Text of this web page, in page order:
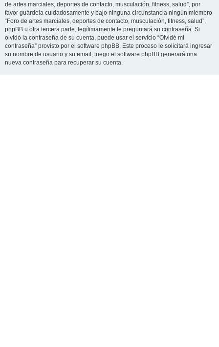
de artes marciales, deportes de contacto, musculación, fitness, salud”, por
favor guárdela cuidadosamente y bajo ninguna circunstancia ningún miembro
“Foro de artes marciales, deportes de contacto, musculación, fitness, salud”,
phpBB u otra tercera parte, legítimamente le preguntará su contraseña. Si
olvidó la contraseña de su cuenta, puede usar el servicio “Olvidé mi
contraseña” provisto por el software phpBB. Este proceso le solicitará ingresar
su nombre de usuario y su email, luego el software phpBB generará una
nueva contraseña para recuperar su cuenta.